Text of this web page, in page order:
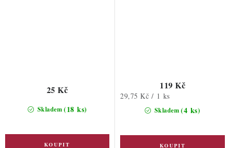
Skladem(18 ks)
25 Kč
Skladem(4 ks)
119 Kč
Měrná
29,75 Kč / 1 ks